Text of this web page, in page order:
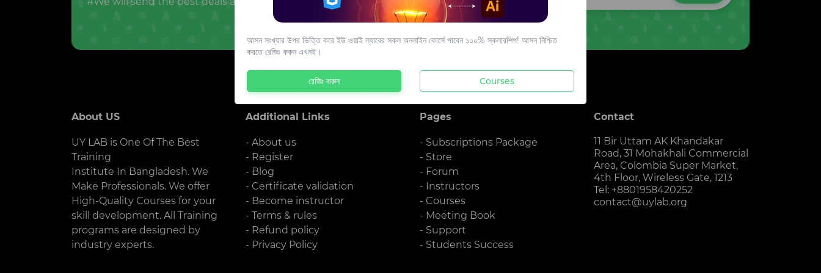
About US
UY LAB is One Of The Best
Training
Institute In Bangladesh. We
Make Professionals. We offer
High-Quality Courses for your
skill development. All Training
programs are designed by
industry experts.
Additional Links
- About us
- Register
- Blog
- Certificate validation
- Become instructor
- Terms & rules
- Refund policy
- Privacy Policy
Pages
- Subscriptions Package
- Store
- Forum
- Instructors
- Courses
- Meeting Book
- Support
- Students Success
Contact
11 Bir Uttam AK Khandakar
Road, 31 Mohakhali Commercial
Area, Colombia Super Market,
4th Floor, Wireless Gate, 1213
Tel: +8801958420252
contact@uylab.org
আসন সংখ্যার উপর ভিত্তি করে ইউ ওয়াই ল্যাবের সকল অনলাইন কোর্সে পাবেন ১০০% স্কলারশিপ! আসন নিশ্চিত
করতে রেজিঃ করুন এখনই।
রেজিঃ করুন Courses